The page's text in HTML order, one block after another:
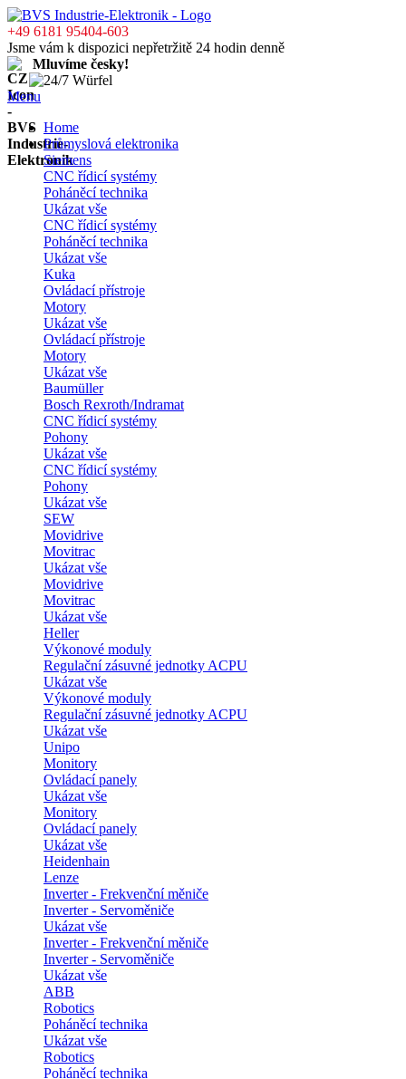
+49 6181 95404-603
Jsme vám k dispozici nepřetržitě 24 hodin denně
Mluvíme česky!
Menu
Home
Průmyslová elektronika
Siemens
CNC řídicí systémy
Poháněcí technika
Ukázat vše
CNC řídicí systémy
Poháněcí technika
Ukázat vše
Kuka
Ovládací přístroje
Motory
Ukázat vše
Ovládací přístroje
Motory
Ukázat vše
Baumüller
Bosch Rexroth/Indramat
CNC řídicí systémy
Pohony
Ukázat vše
CNC řídicí systémy
Pohony
Ukázat vše
SEW
Movidrive
Movitrac
Ukázat vše
Movidrive
Movitrac
Ukázat vše
Heller
Výkonové moduly
Regulační zásuvné jednotky ACPU
Ukázat vše
Výkonové moduly
Regulační zásuvné jednotky ACPU
Ukázat vše
Unipo
Monitory
Ovládací panely
Ukázat vše
Monitory
Ovládací panely
Ukázat vše
Heidenhain
Lenze
Inverter - Frekvenční měniče
Inverter - Servoměniče
Ukázat vše
Inverter - Frekvenční měniče
Inverter - Servoměniče
Ukázat vše
ABB
Robotics
Poháněcí technika
Ukázat vše
Robotics
Poháněcí technika